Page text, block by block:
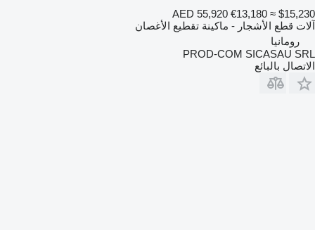
AED 55,920 €13,180 ≈ $15,230
آلات قطع الأشجار - ماكينة تقطيع الأغصان
رومانيا
PROD-COM SICASAU SRL
الاتصال بالبائع